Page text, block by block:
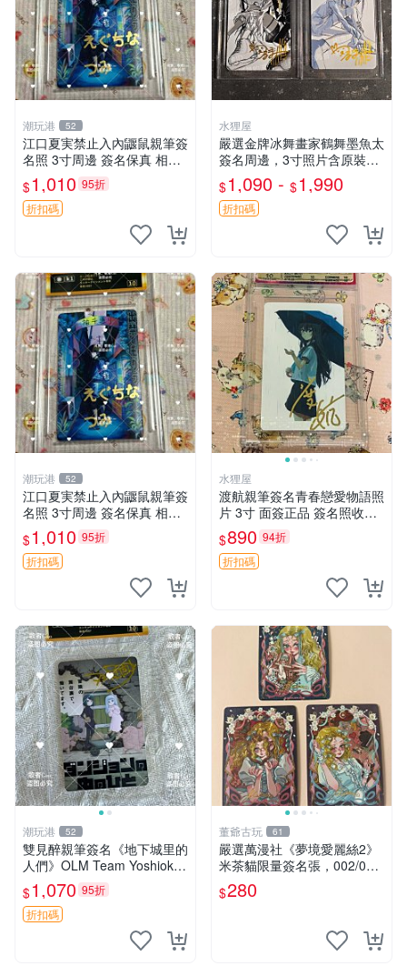
潮玩港 52
江口夏実禁止入內鼴鼠親筆簽
名照 3寸周邊 簽名保真 相框
包裝 禁止入內 麵簽 周邊 親
筆簽名 時尚周邊 原裝卡磚
$1,010 95折
折扣碼
水狸屋
嚴選金牌冰舞畫家鶴舞墨魚太
簽名周邊，3寸照片含原裝卡
磚。收藏自用，面簽確保證
實。 冰舞 簽名 周邊
$1,090 - $1,990
折扣碼
潮玩港 52
江口夏実禁止入內鼴鼠親筆簽
名照 3寸周邊 簽名保真 相框
包裝 禁止入內 麵簽 周邊 親
筆簽名 時尚周邊 原裝卡磚
$1,010 95折
折扣碼
水狸屋
渡航親筆簽名青春戀愛物語照
片 3寸 面簽正品 簽名照收藏
推薦 電腦 動畫 原創漫畫
$890 94折
折扣碼
潮玩港 52
雙見醉親筆簽名《地下城里的
人們》OLM Team Yoshioka
親簽照 限量珍藏 3寸照片 收
藏佳品 地下城 OLML Yoshio
ka
$1,070 95折
折扣碼
董爺古玩 61
嚴選萬漫社《夢境愛麗絲2》
米茶貓限量簽名張，002/003
珍藏版，首賣難得機會 夢境
愛麗絲 米茶貓 限量簽名
$280